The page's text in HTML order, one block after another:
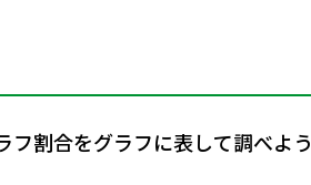
割合をグラフに表して調べよう